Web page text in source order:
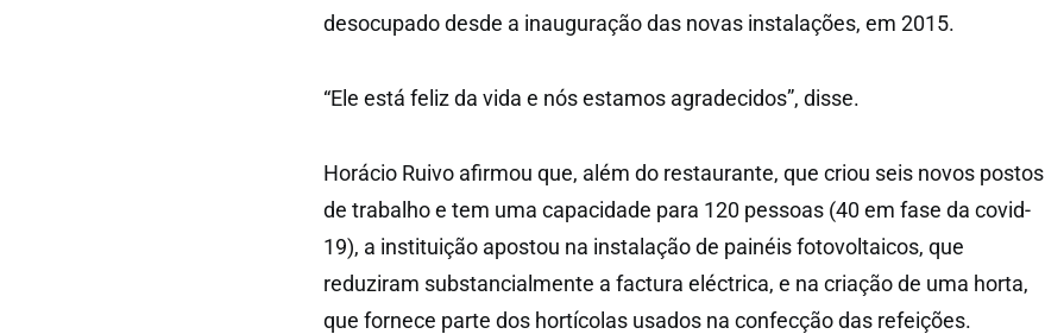
desocupado desde a inauguração das novas instalações, em 2015.
“Ele está feliz da vida e nós estamos agradecidos”, disse.
Horácio Ruivo afirmou que, além do restaurante, que criou seis novos postos
de trabalho e tem uma capacidade para 120 pessoas (40 em fase da covid-
19), a instituição apostou na instalação de painéis fotovoltaicos, que
reduziram substancialmente a factura eléctrica, e na criação de uma horta,
que fornece parte dos hortícolas usados na confecção das refeições.